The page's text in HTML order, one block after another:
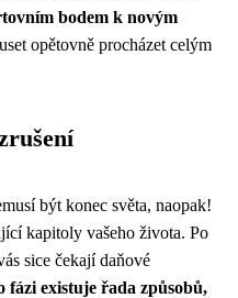
bodem k novým
opětovně procházet celým
být konec světa, naopak!
kapitoly vašeho života. Po
sice čekají daňové
fázi existuje řada způsobů,